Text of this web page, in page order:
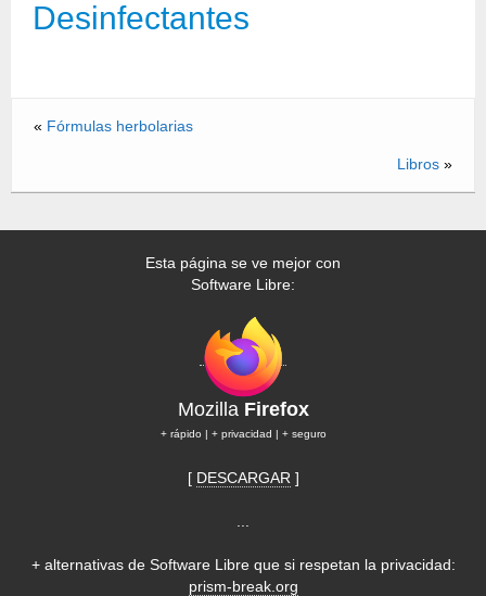
Desinfectantes
« Fórmulas herbolarias
Libros »
Esta página se ve mejor con
Software Libre:
Mozilla Firefox
+ rápido | + privacidad | + seguro
[ DESCARGAR ]
+ alternativas de Software Libre que si respetan la privacidad:
prism-break.org